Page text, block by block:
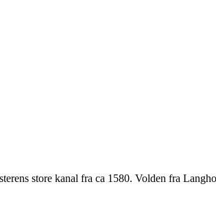
store kanal fra ca 1580. Volden fra